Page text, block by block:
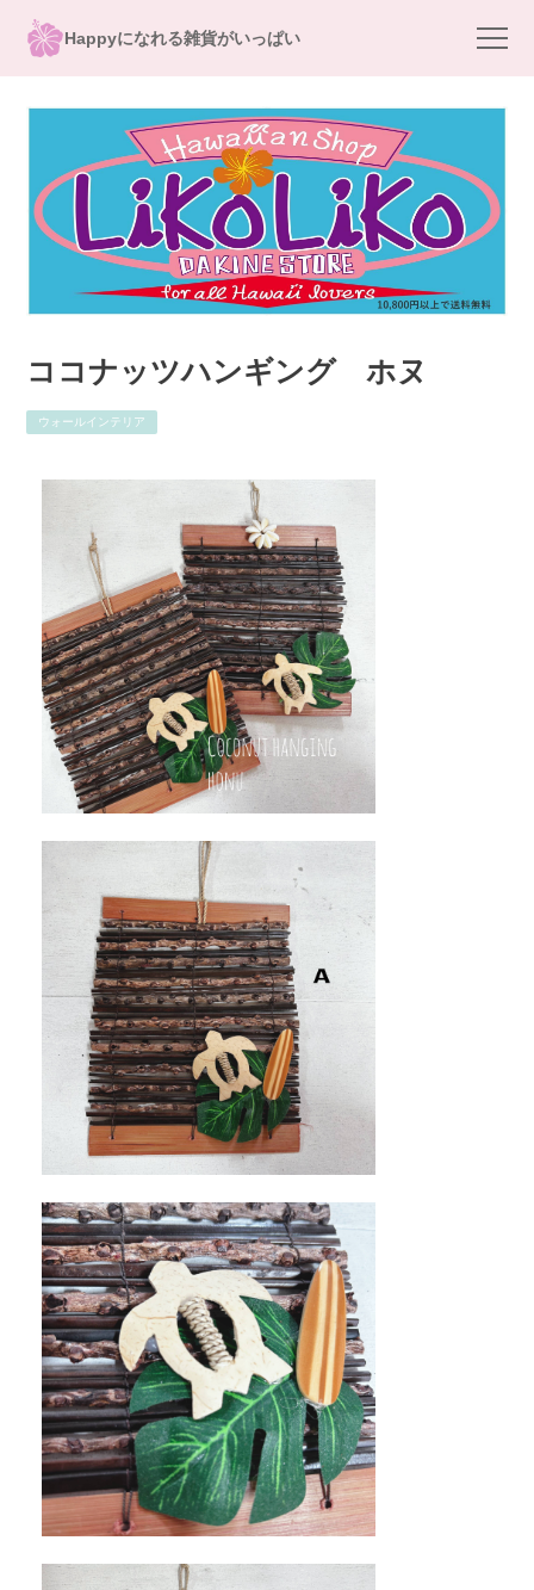
Happyになれる雑貨がいっぱい
ココナッツハンギング ホヌ
ウォールインテリア